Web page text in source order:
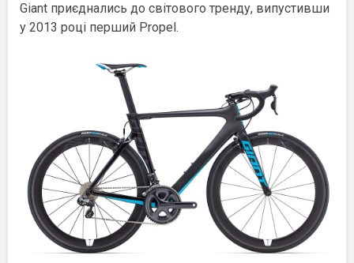
Giant приєднались до світового тренду, випустивши
у 2013 році перший Propel.